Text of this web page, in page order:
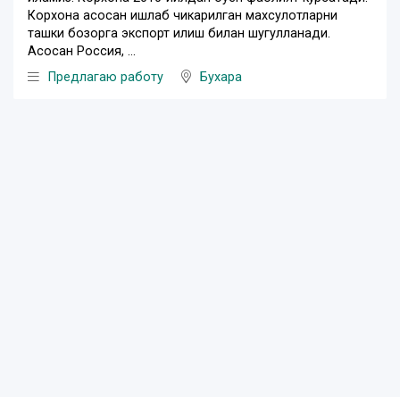
Корхона асосан ишлаб чикарилган махсулотларни
ташки бозорга экспорт қилиш билан шугулланади.
Асосан Россия, ...
Предлагаю работу
Бухара